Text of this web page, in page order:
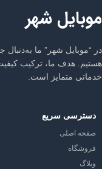
موبایل شهر
در “موبایل شهر” ما
هستیم. هدف ما، ترکیب
خدماتی متمایز است.
دسترسی سریع
صفحه اصلی
فروشگاه
وبلاگ